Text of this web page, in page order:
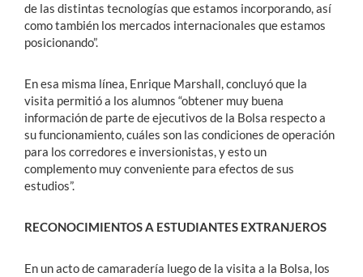
de las distintas tecnologías que estamos incorporando, así
como también los mercados internacionales que estamos
posicionando”.
En esa misma línea, Enrique Marshall, concluyó que la
visita permitió a los alumnos “obtener muy buena
información de parte de ejecutivos de la Bolsa respecto a
su funcionamiento, cuáles son las condiciones de operación
para los corredores e inversionistas, y esto un
complemento muy conveniente para efectos de sus
estudios”.
RECONOCIMIENTOS A ESTUDIANTES EXTRANJEROS
En un acto de camaradería luego de la visita a la Bolsa, los